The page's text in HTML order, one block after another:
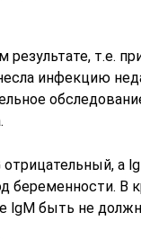
т.е.
инфекцию
отрицательный,
беременности. В
lgM быть не